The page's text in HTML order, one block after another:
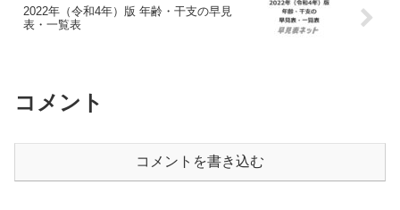
2022年（令和4年）版 年齢・干支の早見
表・一覧表
コメント
コメントを書き込む